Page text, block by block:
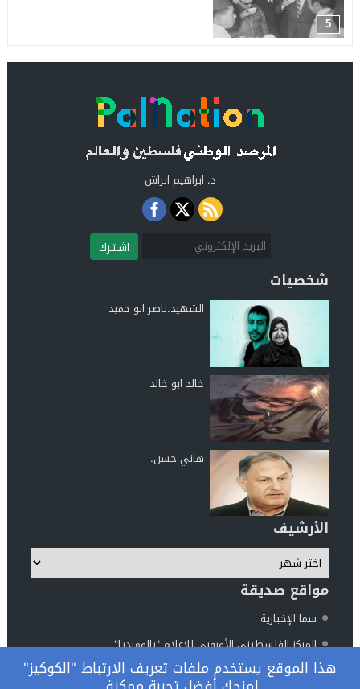
5
د. ابراهيم ابراش
اشـتـرك
شخصيات
الشهيد.ناصر ابو حميد
خالد ابو خالد
هاني حسن.
الأرشيف
مواقع صديقة
سما الإخبارية
المركز الفلسطيني الأوروبي للإعلام "بالوميديا"
مركز الناطور للدراسات والأبحاث
هذا الموقع يستخدم ملفات تعريف الارتباط "الكوكيز"